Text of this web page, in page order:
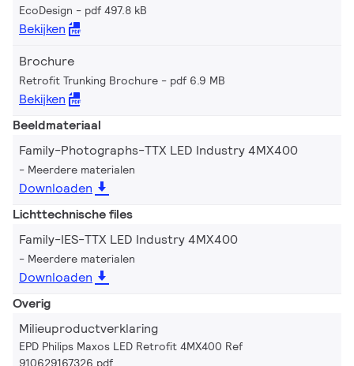
EcoDesign pdf 497.8 kB
Bekijken
Brochure
Retrofit Trunking Brochure pdf 6.9 MB
Bekijken
Beeldmateriaal
Family-Photographs-TTX LED Industry 4MX400
Meerdere materialen
Downloaden
Lichttechnische files
Family-IES-TTX LED Industry 4MX400
Meerdere materialen
Downloaden
Overig
Milieuproductverklaring
EPD Philips Maxos LED Retrofit 4MX400 Ref
910629167326.pdf